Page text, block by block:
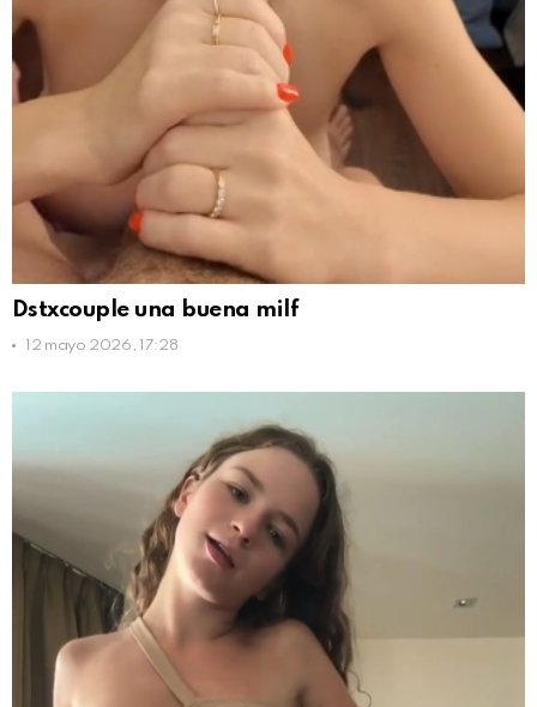
Dstxcouple una buena milf
12 mayo 2026, 17:28